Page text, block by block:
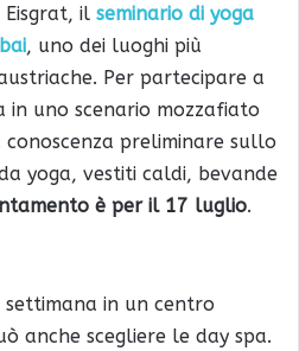
il seminario di yoga
, uno dei luoghi più
Per partecipare a
in uno scenario mozzafiato
conoscenza preliminare sullo
yoga, vestiti caldi, bevande
è per il 17 luglio.
settimana in un centro
anche scegliere le day spa.